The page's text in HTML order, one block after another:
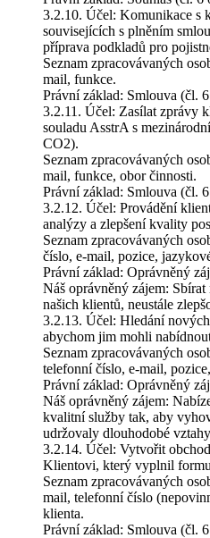
3.2.10. Účel: Komunikace s
souvisejících s plněním
příprava podkladů pro
Seznam zpracovávaných
mail, funkce.
Právní základ: Smlouva (čl.
3.2.11. Účel: Zasílat zprávy
souladu AsstrA s
CO2).
Seznam zpracovávaných
mail, funkce, obor činnosti.
Právní základ: Smlouva (čl.
3.2.12. Účel: Provádění
analýzy a zlepšení kvality
Seznam zpracovávaných
číslo, e-mail, pozice,
Právní základ: Oprávněný
Náš oprávněný zájem:
našich klientů, neustále
3.2.13. Účel: Hledání
abychom jim mohli
Seznam zpracovávaných
telefonní číslo, e-mail,
Právní základ: Oprávněný
Náš oprávněný zájem:
kvalitní služby tak, aby
udržovaly dlouhodobé
3.2.14. Účel: Vytvořit
Klientovi, který vyplnil
Seznam zpracovávaných
mail, telefonní číslo
klienta.
Právní základ: Smlouva (čl.